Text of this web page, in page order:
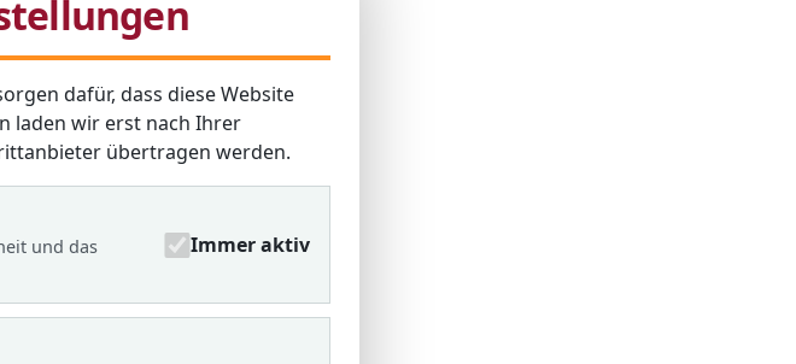
dafür, dass diese Website
laden wir erst nach Ihrer
übertragen werden.
und das
Immer aktiv